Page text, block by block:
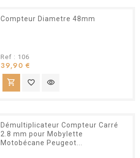
Compteur Diametre 48mm
Ref : 106
39,90 €
shopping_cart favorite_border visibility
Démultiplicateur Compteur Carré
2.8 mm pour Mobylette
Motobécane Peugeot...